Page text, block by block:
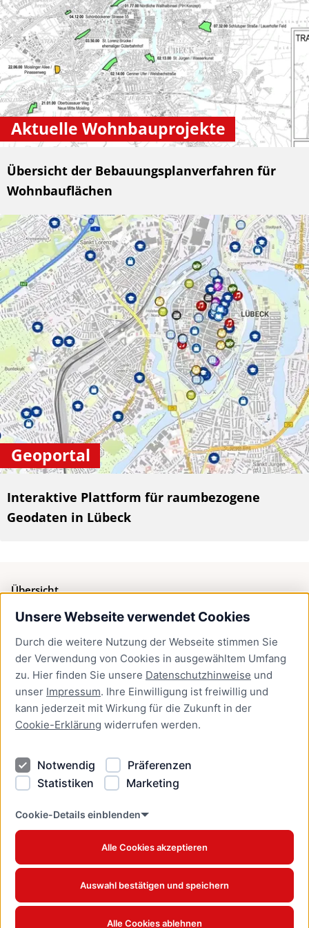
Unsere Webseite verwendet Cookies
Durch die weitere Nutzung der Webseite stimmen Sie
der Verwendung von Cookies in ausgewähltem Umfang
zu. Hier finden Sie unsere Datenschutzhinweise und
unser Impressum. Ihre Einwilligung ist freiwillig und
kann jederzeit mit Wirkung für die Zukunft in der
Cookie-Erklärung widerrufen werden.
Notwendig
Präferenzen
Statistiken
Marketing
Cookie-Details einblenden
Alle Cookies akzeptieren
Auswahl bestätigen und speichern
Alle Cookies ablehnen
Aktuelle Wohnbauprojekte
Übersicht der Bebauungsplanverfahren für
Wohnbauflächen
Geoportal
Interaktive Plattform für raumbezogene
Geodaten in Lübeck
Übersicht
Bürgerservice
Presse
Newsletter Lübeck:kompakt
Kontakt
Kontakt
Datenschutzhinweise
Barrierefreiheit
Cookie Erklärung
www.luebeck.de